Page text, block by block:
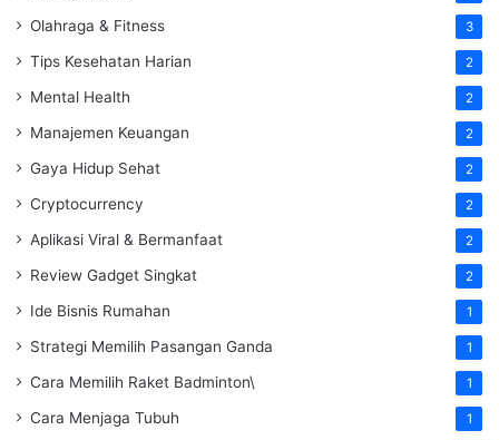
Olahraga & Fitness 3
Tips Kesehatan Harian 2
Mental Health 2
Manajemen Keuangan 2
Gaya Hidup Sehat 2
Cryptocurrency 2
Aplikasi Viral & Bermanfaat 2
Review Gadget Singkat 2
Ide Bisnis Rumahan 1
Strategi Memilih Pasangan Ganda 1
Cara Memilih Raket Badminton\ 1
Cara Menjaga Tubuh 1